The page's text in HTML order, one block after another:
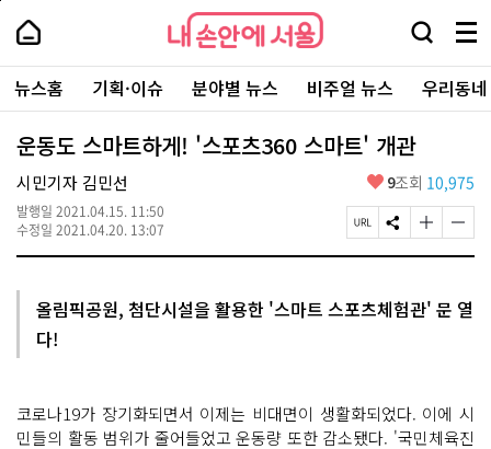
본
로
가
내
손
안
에
서
울
-
서
울
시
대
표
소
포
내
손
에
울
검
창
열
기
메
뉴
전
체
보
주
요
서
뉴스홈 기획·이슈 분야별 뉴스 비주얼 뉴스 우리동
운동도 스마트하게! '스포츠360 스마트' 개관
시민기자 김민선
발행일 2021.04.15. 11:50
수정일 2021.04.20. 13:07
좋
요
9조회 10,975
페
이
R
L
S
N
유
하
글
자
크
게
글
자
작
게
올림픽공원, 첨단시설을 활용한 '스마트 스포츠체험관' 문 열
다!
코로나19가 장기화되면서 이제는 비대면이 생활화되었다. 이에 시
민들의 활동 범위가 줄어들었고 운동량 또한 감소됐다. '국민체육진
페
상
단
로